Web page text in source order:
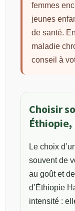
femmes
jeunes
de santé.
maladie
conseil à
Choisir
Éthiopie,
Le choix
souvent de
au goût et
d’Éthiopie
intensité :